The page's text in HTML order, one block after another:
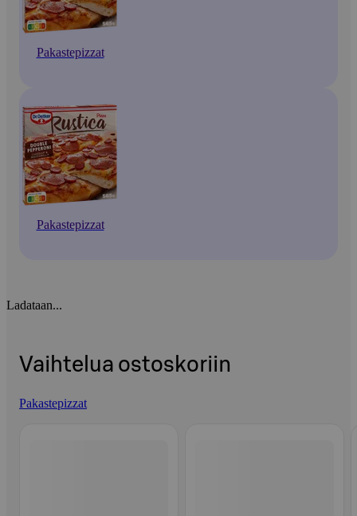
Pakastepizzat
Pakastepizzat
Ladataan...
Vaihtelua ostoskoriin
Pakastepizzat